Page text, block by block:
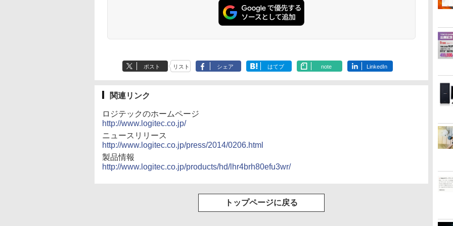
リング 自動ペアリン
グ Type-C充電 マイ
ク付き 防水 タッチ式
勤/通学/WEB会議(ホ
ポスト リスト シェア はてブ note LinkedIn
関連リンク
ロジテックのホームページ
http://www.logitec.co.jp/
ニュースリリース
http://www.logitec.co.jp/press/2014/0206.html
製品情報
http://www.logitec.co.jp/products/hd/lhr4brh80efu3wr/
トップページに戻る